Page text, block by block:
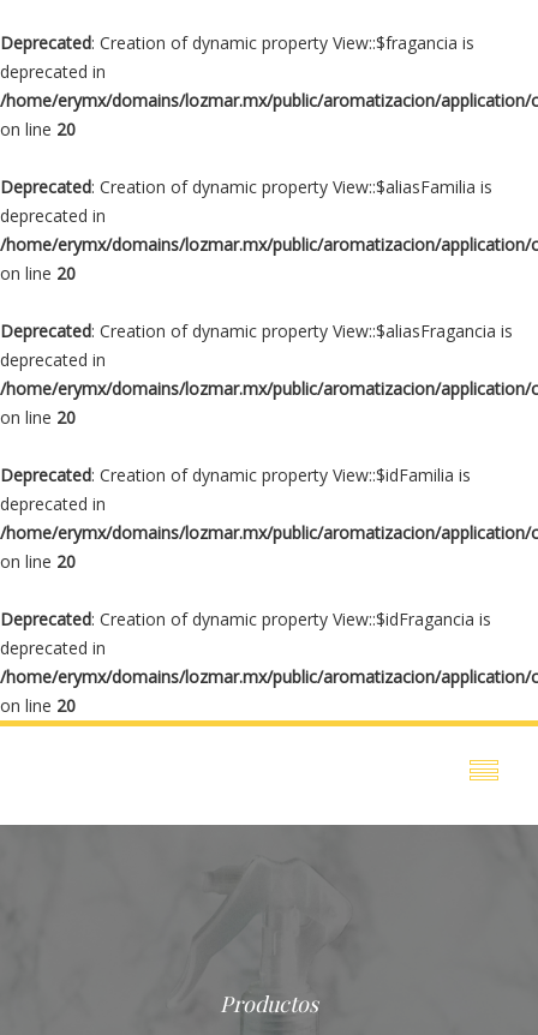
Deprecated: Creation of dynamic property View::$fragancia is
deprecated in
/home/erymx/domains/lozmar.mx/public/aromatizacion/application/
on line 20
Deprecated: Creation of dynamic property View::$aliasFamilia is
deprecated in
/home/erymx/domains/lozmar.mx/public/aromatizacion/application/
on line 20
Deprecated: Creation of dynamic property View::$aliasFragancia is
deprecated in
/home/erymx/domains/lozmar.mx/public/aromatizacion/application/
on line 20
Deprecated: Creation of dynamic property View::$idFamilia is
deprecated in
/home/erymx/domains/lozmar.mx/public/aromatizacion/application/
on line 20
Deprecated: Creation of dynamic property View::$idFragancia is
deprecated in
/home/erymx/domains/lozmar.mx/public/aromatizacion/application/
on line 20
Productos